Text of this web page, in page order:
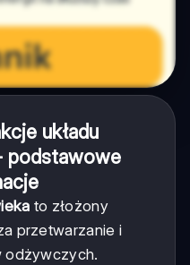
układu
podstawowe
to złożony
przetwarzanie i
odżywczych.